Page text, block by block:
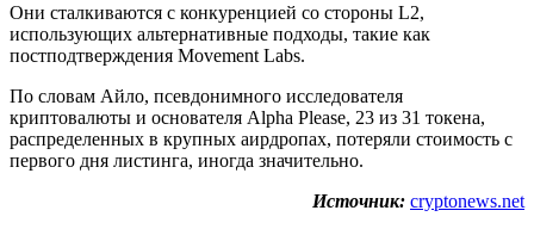
Они сталкиваются с конкуренцией со стороны L2,
использующих альтернативные подходы, такие как
постподтверждения Movement Labs.
По словам Айло, псевдонимного исследователя
криптовалюты и основателя Alpha Please, 23 из 31 токена,
распределенных в крупных аирдропах, потеряли стоимость с
первого дня листинга, иногда значительно.
Источник: cryptonews.net